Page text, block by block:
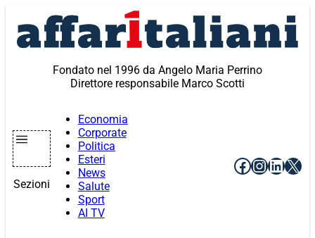
contenuto
Fondato nel 1996 da Angelo Maria Perrino
Direttore responsabile Marco Scotti
Sezioni
Economia
Corporate
Politica
Esteri
News
Salute
Sport
AI TV
Facebook
X